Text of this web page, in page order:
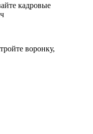
кадровые
воронку,